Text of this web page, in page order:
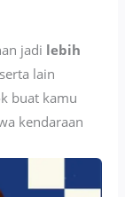
jadi lebih
lain
buat kamu
kendaraan